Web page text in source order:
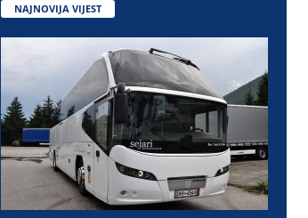
NAJNOVIJA VIJEST